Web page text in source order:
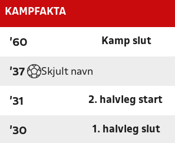
KAMPFAKTA
'60 Kamp slut
'37 Skjult navn
'31 2. halvleg start
'30 1. halvleg slut